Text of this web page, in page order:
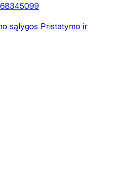
sąlygos Pristatymo ir